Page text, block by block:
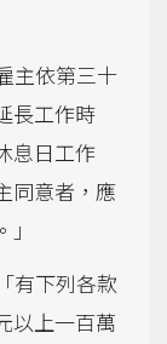
主依第三十
長工作時
息日工作
同意者，應
有下列各款
以上一百萬